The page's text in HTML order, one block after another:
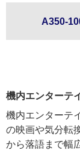
A350-
機内エンターテ
機内エンターテ
の映画や気分転
から落語まで幅